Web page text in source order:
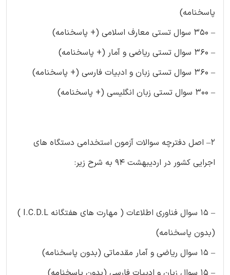
پاسخنامه)
– ۳۵۰ سوال تستی معارف اسلامی (+ پاسخنامه)
– ۳۶۰ سوال تستی ریاضی و آمار (+ پاسخنامه)
– ۳۶۰ سوال تستی زبان و ادبیات فارسی (+ پاسخنامه)
– ۳۰۰ سوال تستی زبان انگلیسی (+ پاسخنامه)
۲– اصل دفترچه سوالات آزمون استخدامی دستگاه های
اجرایی کشور در اردیبهشت ۹۴ به شرح زیر:
– ۱۵ سوال فناوری اطلاعات ( مهارت های هفتگانه I.C.D.L )
(بدون پاسخنامه)
– ۱۵ سوال ریاضی و آمار مقدماتی (بدون پاسخنامه)